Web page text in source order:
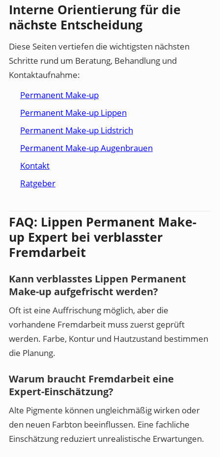
Interne Orientierung für die
nächste Entscheidung
Diese Seiten vertiefen die wichtigsten nächsten
Schritte rund um Beratung, Behandlung und
Kontaktaufnahme:
Permanent Make-up
Permanent Make-up Lippen
Permanent Make-up Lidstrich
Permanent Make-up Augenbrauen
Kontakt
Ratgeber
FAQ: Lippen Permanent Make-
up Expert bei verblasster
Fremdarbeit
Kann verblasstes Lippen Permanent
Make-up aufgefrischt werden?
Oft ist eine Auffrischung möglich, aber die
vorhandene Fremdarbeit muss zuerst geprüft
werden. Farbe, Kontur und Hautzustand bestimmen
die Planung.
Warum braucht Fremdarbeit eine
Expert-Einschätzung?
Alte Pigmente können ungleichmäßig wirken oder
den neuen Farbton beeinflussen. Eine fachliche
Einschätzung reduziert unrealistische Erwartungen.